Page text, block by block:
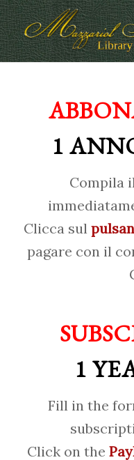
1
Compila
Clicca sul
pagare con il
1
Fill in the
Click on the